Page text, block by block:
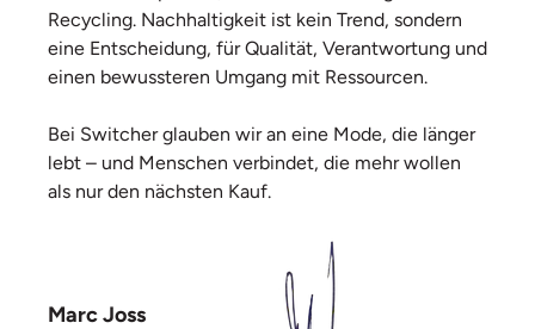
Recycling. Nachhaltigkeit ist kein Trend, sondern
eine Entscheidung, für Qualität, Verantwortung und
einen bewussteren Umgang mit Ressourcen.
Bei Switcher glauben wir an eine Mode, die länger
lebt – und Menschen verbindet, die mehr wollen
als nur den nächsten Kauf.
Marc Joss